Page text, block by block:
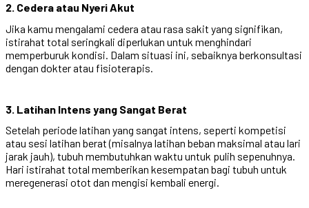
2. Cedera atau Nyeri Akut
Jika kamu mengalami cedera atau rasa sakit yang signifikan,
istirahat total seringkali diperlukan untuk menghindari
memperburuk kondisi. Dalam situasi ini, sebaiknya berkonsultasi
dengan dokter atau fisioterapis.
3. Latihan Intens yang Sangat Berat
Setelah periode latihan yang sangat intens, seperti kompetisi
atau sesi latihan berat (misalnya latihan beban maksimal atau lari
jarak jauh), tubuh membutuhkan waktu untuk pulih sepenuhnya.
Hari istirahat total memberikan kesempatan bagi tubuh untuk
meregenerasi otot dan mengisi kembali energi.